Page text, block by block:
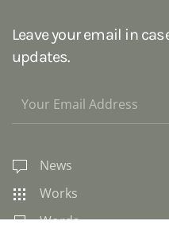
Leave your email in
updates.
News
Works
Words